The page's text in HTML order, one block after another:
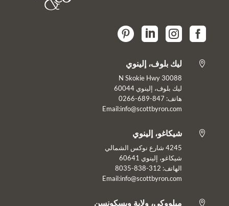




 ليك بلوف، إلينوي
30088 N Skokie Hwy
ليك بلوف، إلينوي 60044
هاتف: 847-689-0266
Email:info@scottbyron.com
 شيكاغو، إلينوي
4245 شارع نوكس الشمالي
شيكاغو، إلينوي 60641
الهاتف: 312-838-8035
Email:info@scottbyron.com
 ميلووكي، ولاية ويسكونسن